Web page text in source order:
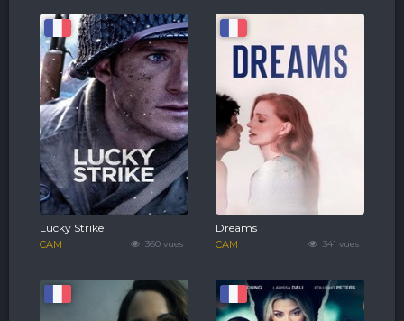
360 vues
Lucky Strike
CAM 341 vues
Dreams
CAM